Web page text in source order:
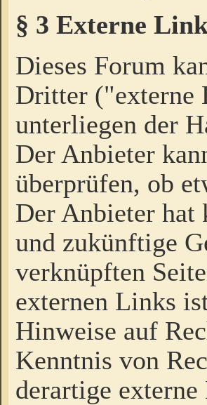
§ 3 Externe
Dieses Forum
Dritter ("externe
unterliegen der
Der Anbieter
überprüfen, ob
Der Anbieter
und zukünftige
verknüpften
externen Links
Hinweise auf
Kenntnis von
derartige